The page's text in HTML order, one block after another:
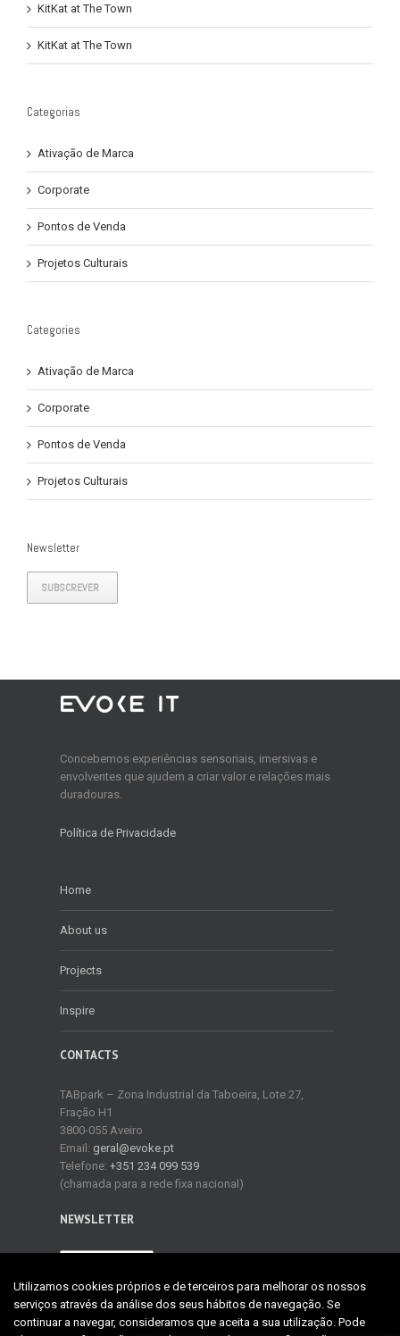
KitKat at The Town
KitKat at The Town
Categorias
Ativação de Marca
Corporate
Pontos de Venda
Projetos Culturais
Categories
Ativação de Marca
Corporate
Pontos de Venda
Projetos Culturais
Newsletter
SUBSCREVER
Concebemos experiências sensoriais, imersivas e
envolventes que ajudem a criar valor e relações mais
duradouras.
Política de Privacidade
Home
About us
Projects
Inspire
CONTACTS
TABpark – Zona Industrial da Taboeira, Lote 27,
Fração H1
3800-055 Aveiro
Email: geral@evoke.pt
Telefone:+351 234 099 539
(chamada para a rede fixa nacional)
NEWSLETTER
Utilizamos cookies próprios e de terceiros para melhorar os nossos
serviços através da análise dos seus hábitos de navegação. Se
continuar a navegar, consideramos que aceita a sua utilização. Pode